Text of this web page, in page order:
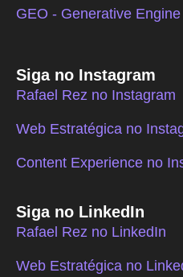
GEO - Generative
Siga no Instagram
Rafael Rez no Instagram
Web Estratégica no
Content Experience no
Siga no LinkedIn
Rafael Rez no LinkedIn
Web Estratégica no